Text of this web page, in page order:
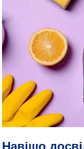
Навіщо